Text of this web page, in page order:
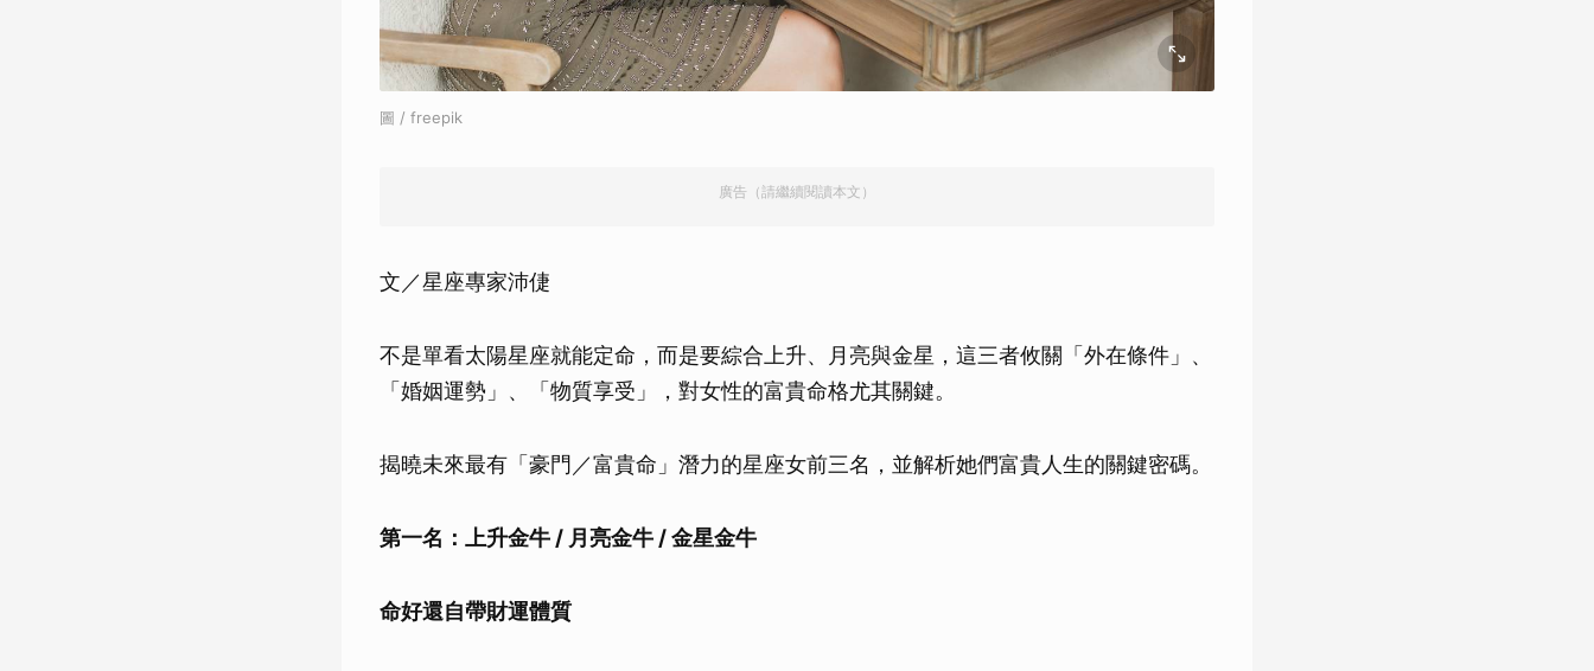
圖 / freepik
廣告（請繼續閱讀本文）
文／星座專家沛倢
不是單看太陽星座就能定命，而是要綜合上升、月亮與金星，這三者攸關「外在條件」、
「婚姻運勢」、「物質享受」，對女性的富貴命格尤其關鍵。
揭曉未來最有「豪門／富貴命」潛力的星座女前三名，並解析她們富貴人生的關鍵密碼。
第一名：上升金牛 / 月亮金牛 / 金星金牛
命好還自帶財運體質